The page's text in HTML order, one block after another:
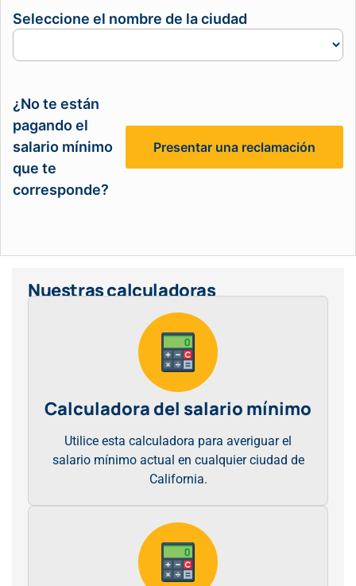
Consulta
salarios
ciudad
Seleccione el nombre de la ciudad
¿No te están
pagando el
salario mínimo
que te
corresponde?
Presentar una reclamación
Nuestras calculadoras
Calculadora del salario mínimo
Utilice esta calculadora para averiguar el
salario mínimo actual en cualquier ciudad de
California.